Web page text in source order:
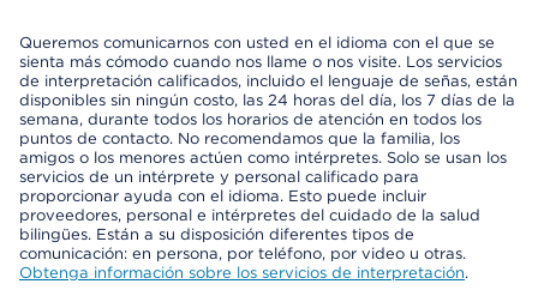
Queremos comunicarnos con usted en el idioma con el que se
sienta más cómodo cuando nos llame o nos visite. Los servicios
de interpretación calificados, incluido el lenguaje de señas, están
disponibles sin ningún costo, las 24 horas del día, los 7 días de la
semana, durante todos los horarios de atención en todos los
puntos de contacto. No recomendamos que la familia, los
amigos o los menores actúen como intérpretes. Solo se usan los
servicios de un intérprete y personal calificado para
proporcionar ayuda con el idioma. Esto puede incluir
proveedores, personal e intérpretes del cuidado de la salud
bilingües. Están a su disposición diferentes tipos de
comunicación: en persona, por teléfono, por video u otras.
Obtenga información sobre los servicios de interpretación.